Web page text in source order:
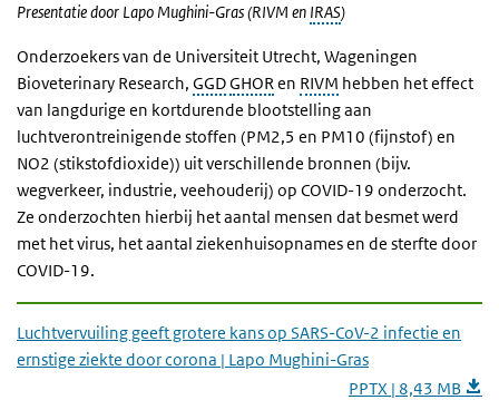
Presentatie door Lapo Mughini-Gras (RIVM en IRAS)
Onderzoekers van de Universiteit Utrecht, Wageningen
Bioveterinary Research, GGDGHORen RIVM hebben het effect
van langdurige en kortdurende blootstelling aan
luchtverontreinigende stoffen (PM2,5 en PM10 (fijnstof) en
NO2 (stikstofdioxide)) uit verschillende bronnen (bijv.
wegverkeer, industrie, veehouderij) op COVID-19 onderzocht.
Ze onderzochten hierbij het aantal mensen dat besmet werd
met het virus, het aantal ziekenhuisopnames en de sterfte door
COVID-19.
Luchtvervuiling geeft grotere kans op SARS-CoV-2 infectie en
ernstige ziekte door corona | Lapo Mughini-Gras
PPTX | 8,43 MB